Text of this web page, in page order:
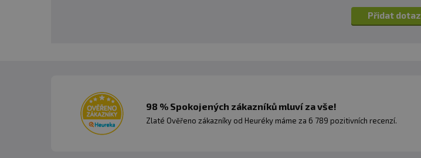
Přidat dotaz
98 % Spokojených zákazníků mluví za vše!
Zlaté Ověřeno zákazníky od Heuréky máme za 6 789 pozitivních recenzí.